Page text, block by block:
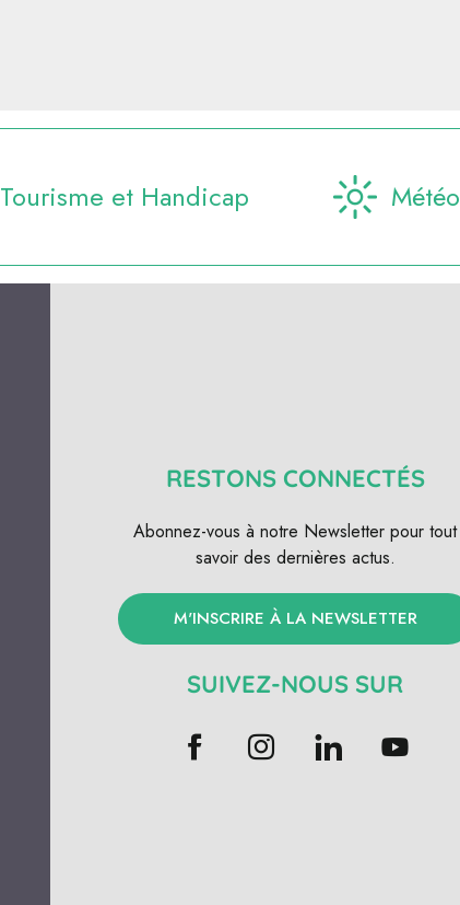
Tourisme et Handicap Météo
RESTONS CONNECTÉS
Abonnez-vous à notre Newsletter pour tout
savoir des dernières actus.
M'INSCRIRE À LA NEWSLETTER
SUIVEZ-NOUS SUR